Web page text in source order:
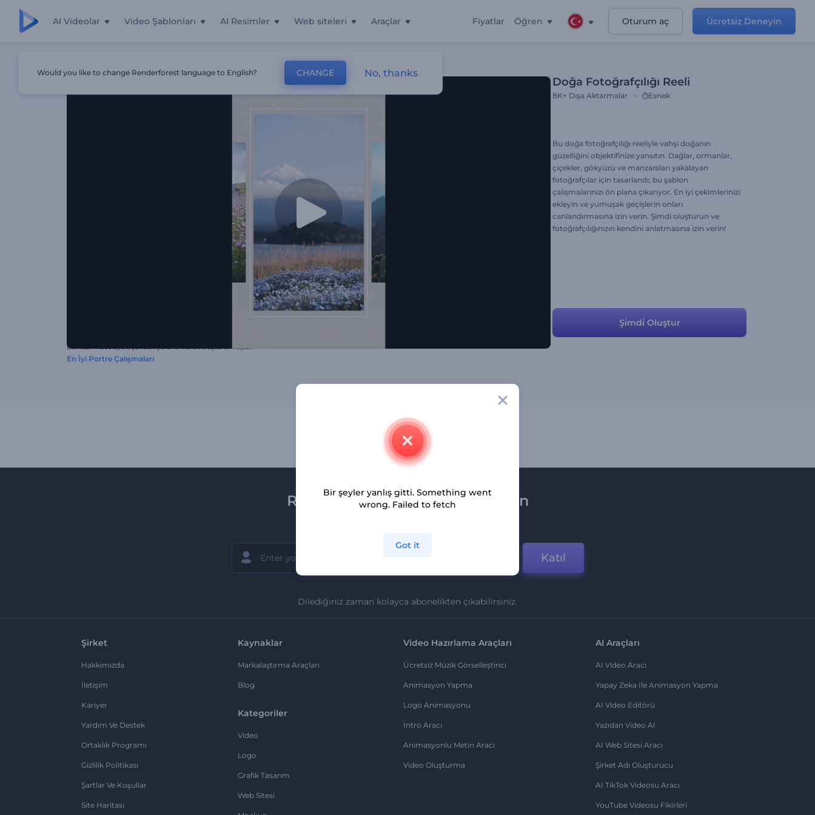
AI Videolar Video Şablonları AI Resimler Web siteleri Araçlar Fiyatlar Öğren Oturum aç Ücretsiz Deneyin
Doğa Fotoğrafçılığı Reeli
8K+ Dışa Aktarmalar Esnek
Bu doğa fotoğrafçılığı reeliyle vahşi doğanın
güzelliğini objektifinize yansıtın. Dağlar, ormanlar,
çiçekler, gökyüzü ve manzaraları yakalayan
fotoğrafçılar için tasarlandı; bu şablon
çalışmalarınızı ön plana çıkarıyor. En iyi çekimlerinizi
ekleyin ve yumuşak geçişlerin onları
canlandırmasına izin verin. Şimdi oluşturun ve
fotoğrafçılığınızın kendini anlatmasına izin verin!
Şi̇mdi̇ Oluştur
Bu hazır video ayarı, şundan yararlanılarak oluşturulmuştur:
En İyi Portre Çalışmaları
Renderforest bültenine üye olun
Katıl
Dilediğiniz zaman kolayca abonelikten çıkabilirsiniz.
Şirket
Hakkımızda
İletişim
Kariyer
Yardım Ve Destek
Ortaklık Programı
Gizlilik Politikası
Şartlar Ve Koşullar
Site Haritası
Kaynaklar
Markalaştırma Araçları
Blog
Kategoriler
Video
Logo
Grafik Tasarım
Web Sitesi
Video Hazırlama Araçları
Ücretsiz Müzik Görselleştirici
Animasyon Yapma
Logo Animasyonu
İntro Aracı
Animasyonlu Metin Aracı
Video Oluşturma
AI Araçları
AI Video Aracı
Yapay Zeka Ile Animasyon Yapma
AI Video Editörü
Yazıdan Video AI
AI Web Sitesi Aracı
Şirket Adı Oluşturucu
AI TikTok Videosu Aracı
YouTube Videosu Fikirleri
Would you like to change Renderforest language to English? CHANGE No, thanks
Bir şeyler yanlış gitti. Something went
wrong. Failed to fetch
Got it